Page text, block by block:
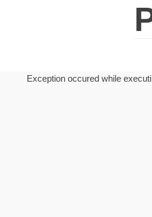
Exception occured while